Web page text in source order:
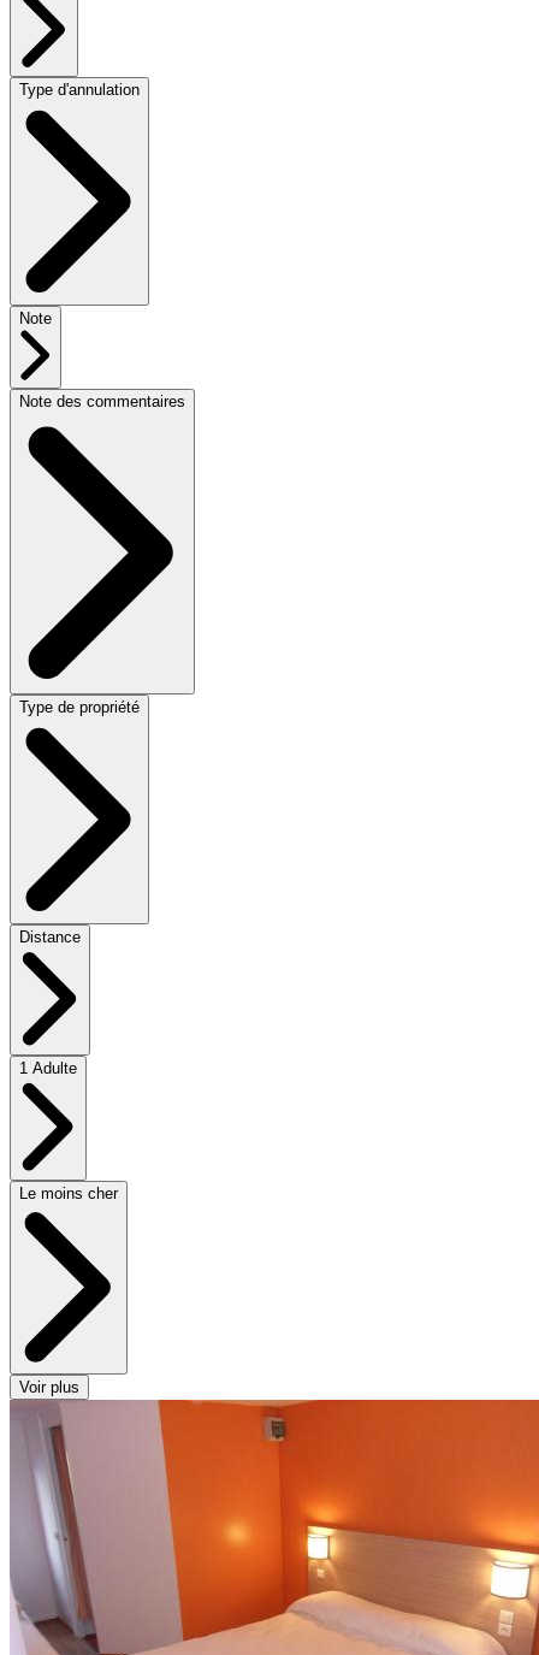
Type d'annulation
Note
Note des commentaires
Type de propriété
Distance
1 Adulte
Le moins cher
Voir plus